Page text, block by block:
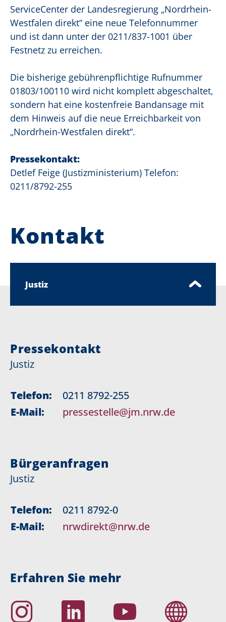
ServiceCenter der Landesregierung „Nordrhein-
Westfalen direkt“ eine neue Telefonnummer
und ist dann unter der 0211/837-1001 über
Festnetz zu erreichen.
Die bisherige gebührenpflichtige Rufnummer
01803/100110 wird nicht komplett abgeschaltet,
sondern hat eine kostenfreie Bandansage mit
dem Hinweis auf die neue Erreichbarkeit von
„Nordrhein-Westfalen direkt“.
Pressekontakt:
Detlef Feige (Justizministerium) Telefon:
0211/8792-255
Kontakt
Justiz
Pressekontakt
Justiz
Telefon:
0211 8792-255
E-Mail:
pressestelle@jm.nrw.de
Bürgeranfragen
Justiz
Telefon:
0211 8792-0
E-Mail:
nrwdirekt@nrw.de
Erfahren Sie mehr